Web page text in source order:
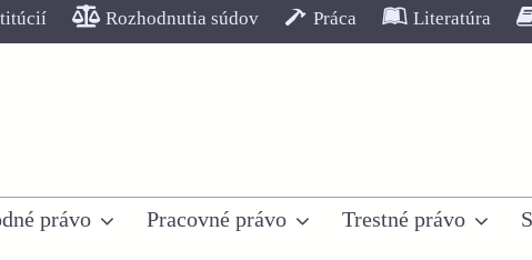
Rozhodnutia súdov Práca Literatúra
právo Pracovné právo Trestné právo